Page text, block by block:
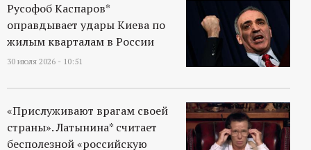
Русофоб Каспаров*
оправдывает удары Киева по
жилым кварталам в России
30 июля 2026 - 10:51
«Прислуживают врагам своей
страны». Латынина* считает
бесполезной «российскую